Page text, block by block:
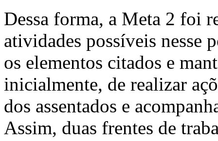
Dessa forma, a Meta 2 foi
atividades possíveis nesse
os elementos citados e
inicialmente, de realizar
dos assentados e
Assim, duas frentes de